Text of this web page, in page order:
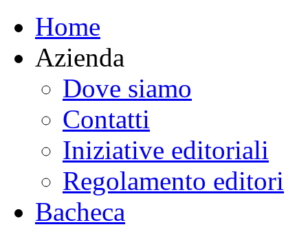
Home
Azienda
Dove siamo
Contatti
Iniziative editoriali
Regolamento editori
Bacheca